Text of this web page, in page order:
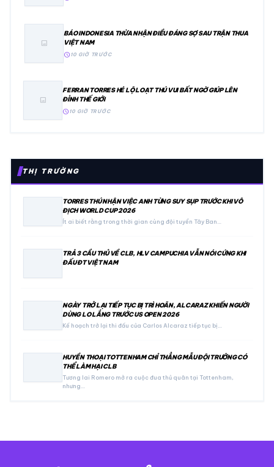
image
BÁO INDONESIA THỪA NHẬN ĐIỀU ĐÁNG SỢ SAU TRẬN THUA
VIỆT NAM
schedule10 GIỜ TRƯỚC
image
FERRAN TORRES HÉ LỘ LOẠT THÚ VUI BẤT NGỜ GIÚP LÊN
ĐỈNH THẾ GIỚI
schedule10 GIỜ TRƯỚC
THỊ TRƯỜNG
TORRES THÚ NHẬN VIỆC ANH TỪNG SUY SỤP TRƯỚC KHI VÔ
ĐỊCH WORLD CUP 2026
Ít ai biết rằng trong thời gian cùng đội tuyển Tây Ban…
TRẢ 3 CẦU THỦ VỀ CLB, HLV CAMPUCHIA VẪN NÓI CỨNG KHI
ĐẤU ĐT VIỆT NAM
NGÀY TRỞ LẠI TIẾP TỤC BỊ TRÌ HOÃN, ALCARAZ KHIẾN NGƯỜI
DÙNG LO LẮNG TRƯỚC US OPEN 2026
Kế hoạch trở lại thi đấu của Carlos Alcaraz tiếp tục bị…
HUYỀN THOẠI TOTTENHAM CHỈ THẲNG MẪU ĐỘI TRƯỞNG CÓ
THỂ LÀM HẠI CLB
Tương lai Romero mở ra cuộc đua thủ quân tại Tottenham,
nhưng…